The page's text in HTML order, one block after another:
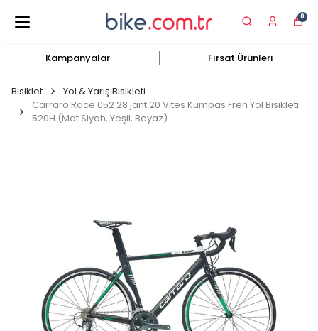
0
Kampanyalar Fırsat Ürünleri
Bisiklet
Yol & Yarış Bisikleti
Carraro Race 052 28 jant 20 Vites Kumpas Fren Yol Bisikleti
520H (Mat Siyah, Yeşil, Beyaz)